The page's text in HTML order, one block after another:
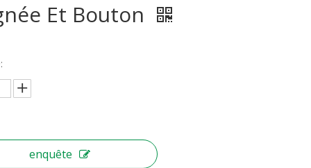
Et Bouton
enquête